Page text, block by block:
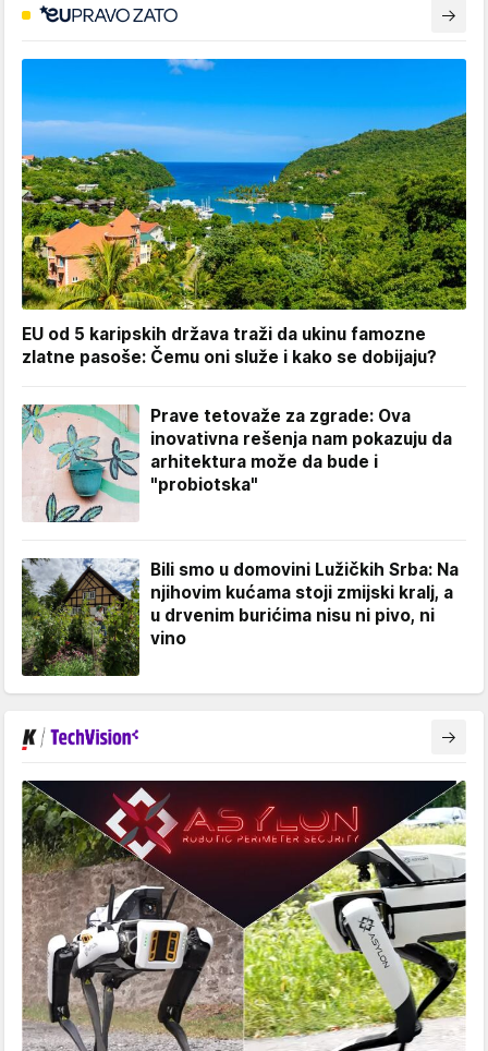
EU od 5 karipskih država traži da ukinu famozne
zlatne pasoše: Čemu oni služe i kako se dobijaju?
Prave tetovaže za zgrade: Ova
inovativna rešenja nam pokazuju da
arhitektura može da bude i
"probiotska"
Bili smo u domovini Lužičkih Srba: Na
njihovim kućama stoji zmijski kralj, a
u drvenim burićima nisu ni pivo, ni
vino